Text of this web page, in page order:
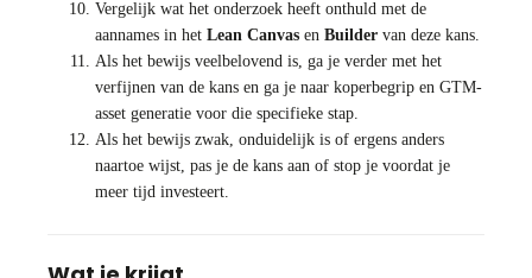
Vergelijk wat het onderzoek heeft onthuld met de
aannames in het Lean Canvas en Builder van deze kans.
Als het bewijs veelbelovend is, ga je verder met het
verfijnen van de kans en ga je naar koperbegrip en GTM-
asset generatie voor die specifieke stap.
Als het bewijs zwak, onduidelijk is of ergens anders
naartoe wijst, pas je de kans aan of stop je voordat je
meer tijd investeert.